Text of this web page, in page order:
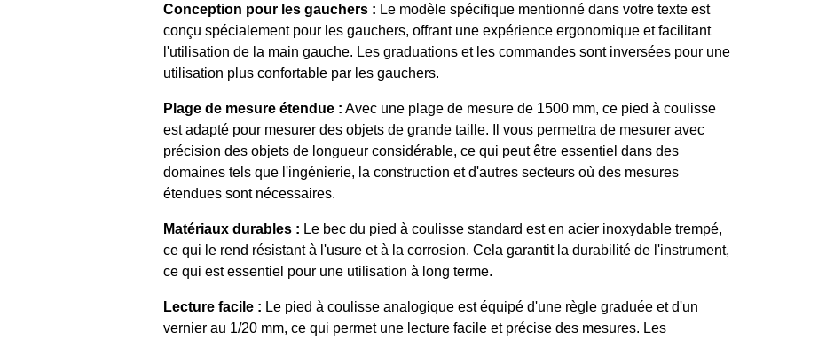
Conception pour les gauchers : Le modèle spécifique mentionné dans votre texte est
conçu spécialement pour les gauchers, offrant une expérience ergonomique et facilitant
l'utilisation de la main gauche. Les graduations et les commandes sont inversées pour une
utilisation plus confortable par les gauchers.
Plage de mesure étendue : Avec une plage de mesure de 1500 mm, ce pied à coulisse
est adapté pour mesurer des objets de grande taille. Il vous permettra de mesurer avec
précision des objets de longueur considérable, ce qui peut être essentiel dans des
domaines tels que l'ingénierie, la construction et d'autres secteurs où des mesures
étendues sont nécessaires.
Matériaux durables : Le bec du pied à coulisse standard est en acier inoxydable trempé,
ce qui le rend résistant à l'usure et à la corrosion. Cela garantit la durabilité de l'instrument,
ce qui est essentiel pour une utilisation à long terme.
Lecture facile : Le pied à coulisse analogique est équipé d'une règle graduée et d'un
vernier au 1/20 mm, ce qui permet une lecture facile et précise des mesures. Les